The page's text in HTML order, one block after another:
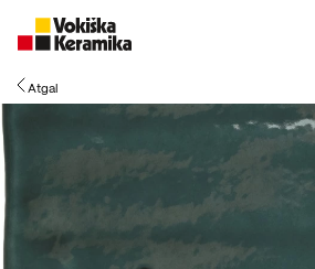
Atgal
Meniu
Plytelės
Vonios kambario įranga
Boen parketlentės